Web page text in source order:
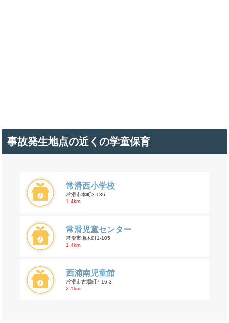
事故発生地点の近くの学童保育
常滑西小学校
常滑市本町3-136
1.4km
常滑児童センター
常滑市瀬木町1-105
1.4km
西浦南児童館
常滑市古場町7-16-3
2.1km